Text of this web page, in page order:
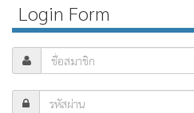
Login Form